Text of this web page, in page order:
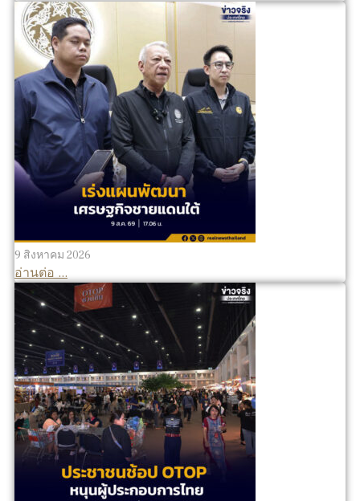
9 สิงหาคม 2026
อ่านต่อ ...